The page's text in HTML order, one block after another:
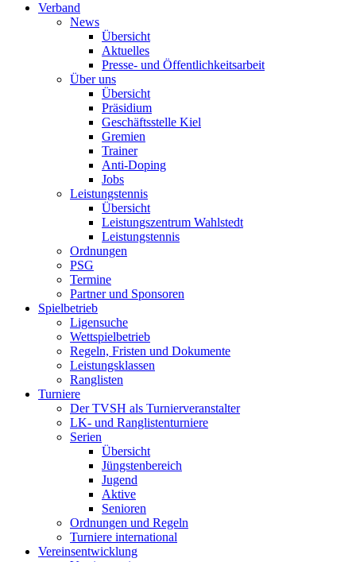
Verband
News
Übersicht
Aktuelles
Presse- und Öffentlichkeitsarbeit
Über uns
Übersicht
Präsidium
Geschäftsstelle Kiel
Gremien
Trainer
Anti-Doping
Jobs
Leistungstennis
Übersicht
Leistungszentrum Wahlstedt
Leistungstennis
Ordnungen
PSG
Termine
Partner und Sponsoren
Spielbetrieb
Ligensuche
Wettspielbetrieb
Regeln, Fristen und Dokumente
Leistungsklassen
Ranglisten
Turniere
Der TVSH als Turnierveranstalter
LK- und Ranglistenturniere
Serien
Übersicht
Jüngstenbereich
Jugend
Aktive
Senioren
Ordnungen und Regeln
Turniere international
Vereinsentwicklung